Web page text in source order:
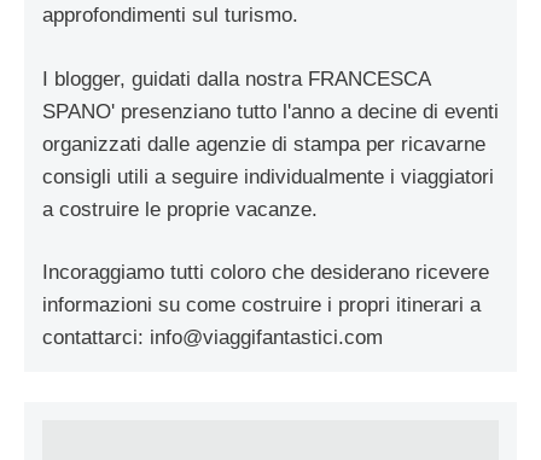
approfondimenti sul turismo.
I blogger, guidati dalla nostra FRANCESCA
SPANO' presenziano tutto l'anno a decine di eventi
organizzati dalle agenzie di stampa per ricavarne
consigli utili a seguire individualmente i viaggiatori
a costruire le proprie vacanze.
Incoraggiamo tutti coloro che desiderano ricevere
informazioni su come costruire i propri itinerari a
contattarci: info@viaggifantastici.com